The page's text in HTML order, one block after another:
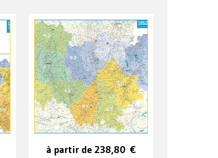
à partir de 238,80 €